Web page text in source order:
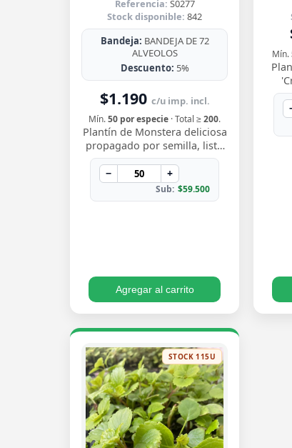
Referencia: S0277
Stock disponible: 842
Bandeja: BANDEJA DE 72
ALVEOLOS
Descuento: 5%
$1.190 c/u imp. incl.
Mín.50 por especie · Total ≥200.
Plantín de Monstera deliciosa
propagado por semilla, listo
para trasplantar y ver crecer
sus icónicas hojas perforadas
…
− +
Sub: $59.500
Agregar al carrito
Mín.
STOCK 115U